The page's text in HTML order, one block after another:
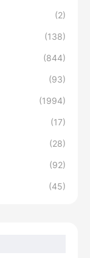
(2)
(138)
(844)
(93)
(1994)
(17)
(28)
(92)
(45)